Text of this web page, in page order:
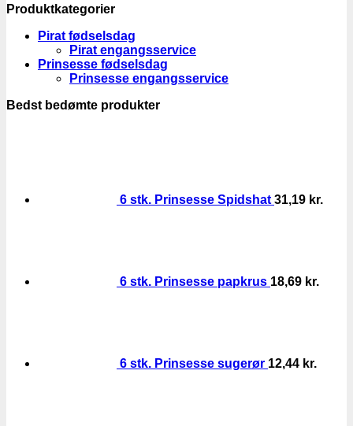
Produktkategorier
Pirat fødselsdag
Pirat engangsservice
Prinsesse fødselsdag
Prinsesse engangsservice
Bedst bedømte produkter
6 stk. Prinsesse Spidshat 31,19 kr.
6 stk. Prinsesse papkrus 18,69 kr.
6 stk. Prinsesse sugerør 12,44 kr.